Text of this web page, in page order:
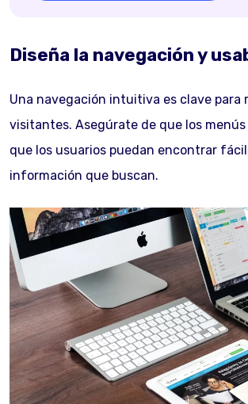
Diseña la navegación y
Una navegación intuitiva es clave para
visitantes. Asegúrate de que los menús
que los usuarios puedan encontrar
información que buscan.